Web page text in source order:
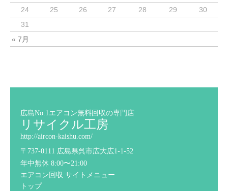
« 7月
24
25 26 27 28 29
30
31
広島No.1エアコン無料回収の専門店
リサイクル工房
http://aircon-kaishu.com/
〒737-0111 広島県呉市広大広1-1-52
年中無休 8:00〜21:00
エアコン回収 サイトメニュー
トップ